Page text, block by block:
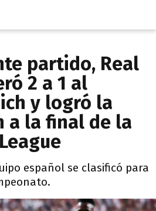
partido, Real
2 a 1 al
y logró la
a la final de la
español se clasificó para